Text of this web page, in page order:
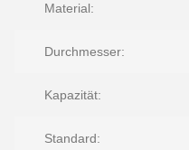
Material:
Durchmesser:
Kapazität:
Standard: